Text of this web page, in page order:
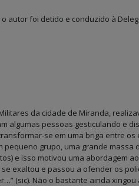
autor foi detido e conduzido à
da cidade de Miranda,
algumas pessoas gesticulando e
se em uma briga entre os
grupo, uma grande massa
e isso motivou uma abordagem
exaltou e passou a ofender os
(sic). Não o bastante ainda